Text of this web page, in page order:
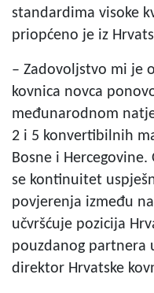
standardima visoke
priopćeno je iz
– Zadovoljstvo mi je
kovnica novca
međunarodnom
2 i 5 konvertibilnih
Bosne i
se kontinuitet
povjerenja između
učvršćuje pozicija
pouzdanog partnera
direktor Hrvatske